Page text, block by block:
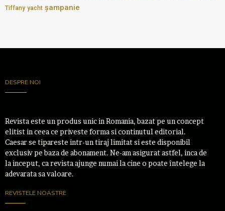
Tiffany yacht șampanie
DESPRE NOI
Revista este un produs unic in Romania, bazat pe un concept
elitist in ceea ce priveste forma si continutul editorial.
Caesar se tipareste intr-un tiraj limitat si este disponibil
exclusiv pe baza de abonament. Ne-am asigurat astfel, inca de
la inceput, ca revista ajunge numai la cine o poate întelege la
adevarata sa valoare.
REVISTELE NOASTRE